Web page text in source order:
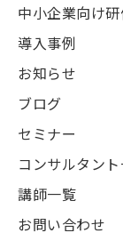
中小企業向け
導入事例
お知らせ
ブログ
セミナー
コンサルタン
講師一覧
お問い合わせ